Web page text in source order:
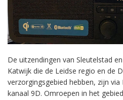
De uitzendingen van Sleutelstad
Katwijk die de Leidse regio en de
verzorgingsgebied hebben, zijn
kanaal 9D. Omroepen in het